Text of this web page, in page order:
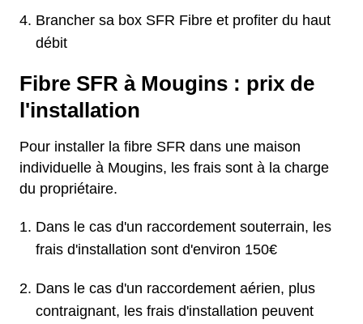
Brancher sa box SFR Fibre et profiter du haut
débit
Fibre SFR à Mougins : prix de
l'installation
Pour installer la fibre SFR dans une maison
individuelle à Mougins, les frais sont à la charge
du propriétaire.
Dans le cas d'un raccordement souterrain, les
frais d'installation sont d'environ 150€
Dans le cas d'un raccordement aérien, plus
contraignant, les frais d'installation peuvent